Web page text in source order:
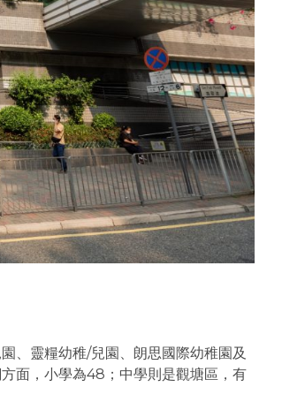
、靈糧幼稚/兒園、朗思國際幼稚園及
面，小學為48；中學則是觀塘區，有